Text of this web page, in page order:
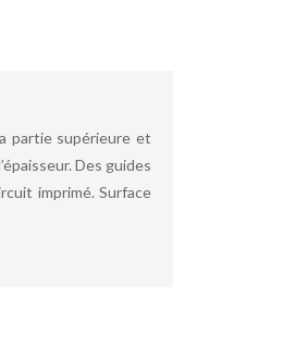
partie supérieure et
Des guides
imprimé. Surface